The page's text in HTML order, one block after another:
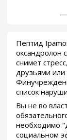
Пептид
оксандролон
снимет
друзьями
список
Вы не во
необходимо
социальном